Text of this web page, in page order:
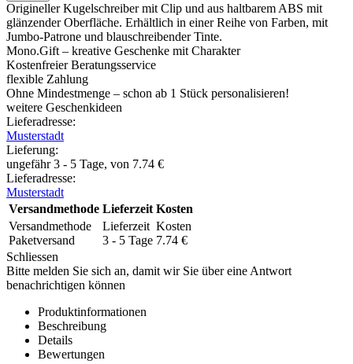
Origineller Kugelschreiber mit Clip und aus haltbarem ABS mit
glänzender Oberfläche. Erhältlich in einer Reihe von Farben, mit
Jumbo-Patrone und blauschreibender Tinte.
Mono.Gift – kreative Geschenke mit Charakter
Kostenfreier Beratungsservice
flexible Zahlung
Ohne Mindestmenge – schon ab 1 Stück personalisieren!
weitere Geschenkideen
Lieferadresse:
Musterstadt
Lieferung:
ungefähr 3 - 5 Tage, von 7.74 €
Lieferadresse:
Musterstadt
Versandmethode Lieferzeit Kosten
Versandmethode
Paketversand
Lieferzeit
3 - 5 Tage
Kosten
7.74 €
Schliessen
Bitte melden Sie sich an, damit wir Sie über eine Antwort
benachrichtigen können
Produktinformationen
Beschreibung
Details
Bewertungen